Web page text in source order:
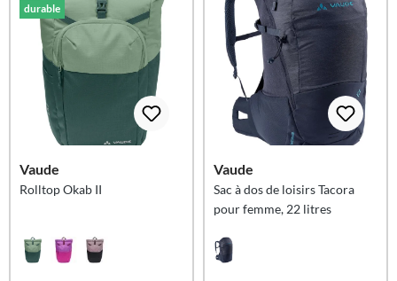
durable
Vaude
Rolltop Okab II
Vaude
Sac à dos de loisirs Tacora
pour femme, 22 litres